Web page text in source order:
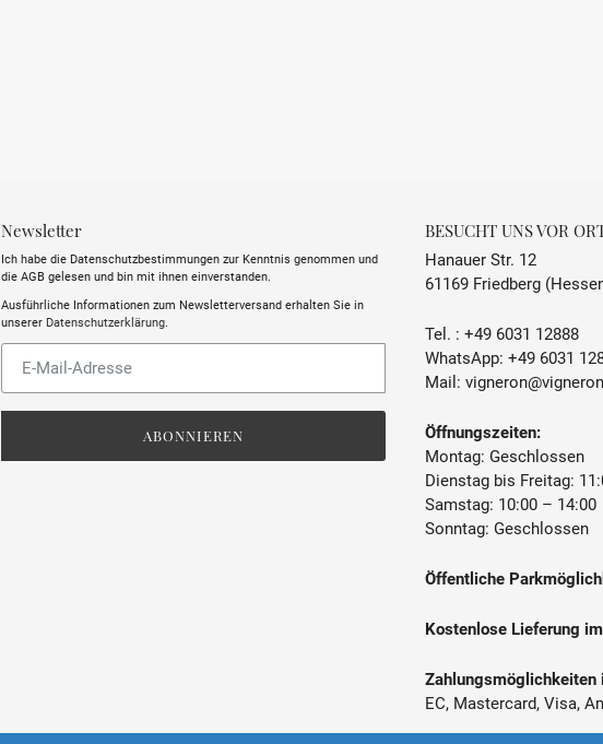
TRINKTEMPERATUR 16 °C - 18 °C
Château
Pauillac,
Newsletter
Ich habe die Datenschutzbestimmungen zur Kenntnis genommen und
die AGB gelesen und bin mit ihnen einverstanden.
Ausführliche Informationen zum Newsletterversand erhalten Sie in
unserer Datenschutzerklärung
ABONNIEREN
BESUCHT UNS VOR
Hanauer Str. 12
61169 Friedberg
Tel. : +49 6031 12888
WhatsApp: +49 6031
Mail:
Öffnungszeiten:
Montag: Geschlossen
Dienstag bis Freitag:
Samstag: 10:00 – 14:00
Sonntag: Geschlossen
Öffentliche
Kostenlose Lieferung
Zahlungsmöglichkeiten
EC, Mastercard, Visa,